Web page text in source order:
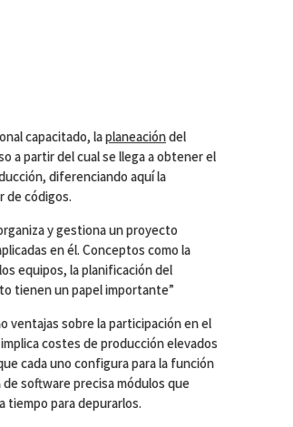
capacitado, laplaneacióndel
a partir del cual se llega a obtener el
diferenciando aquí la
de códigos.
y gestiona un proyecto
en él. Conceptos como la
equipos, la planificación del
tienen un papel importante”
ventajas sobre la participación en el
costes de producción elevados
cada uno configura para la función
software precisa módulos que
tiempo para depurarlos.